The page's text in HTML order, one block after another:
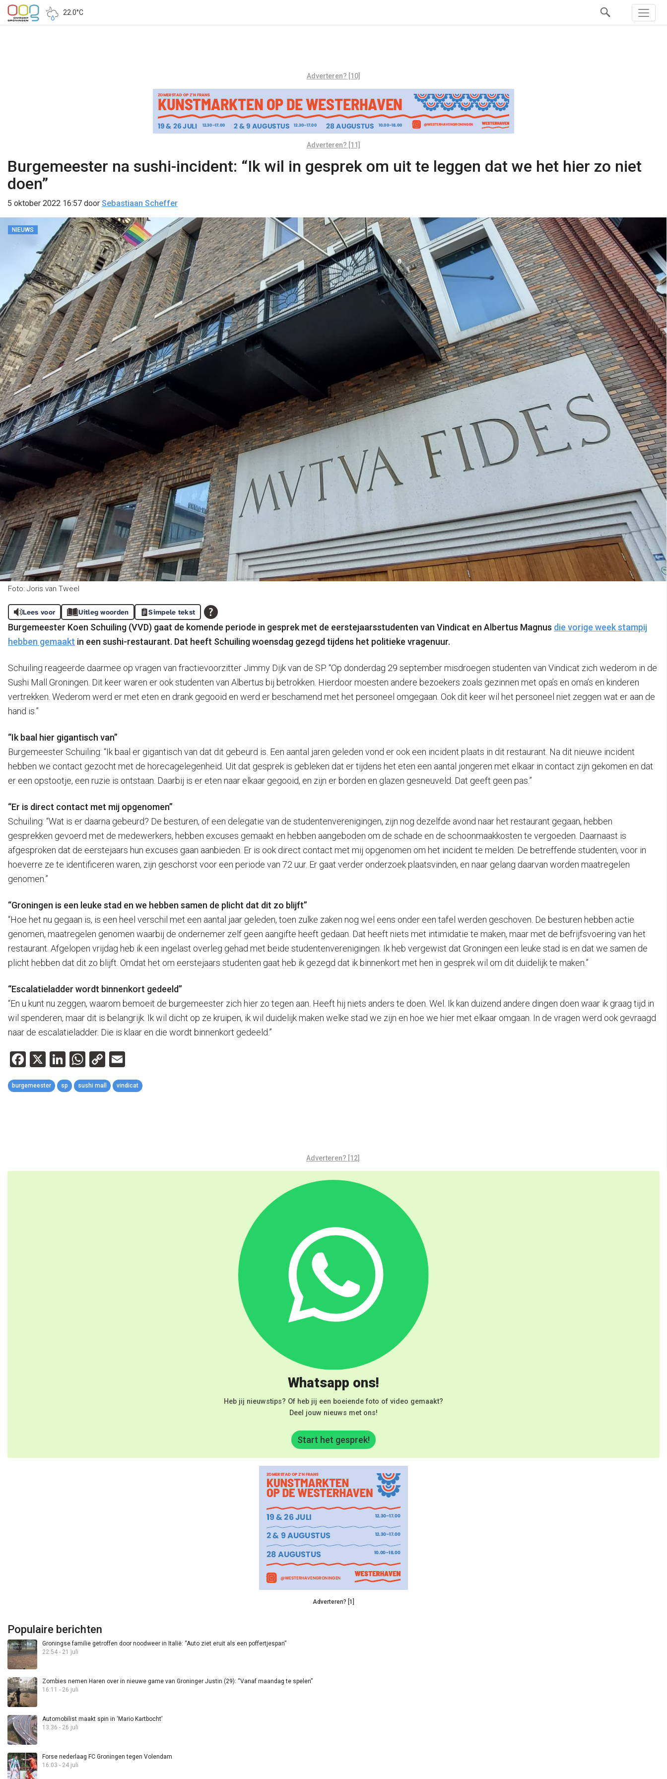
22.0°C
Adverteren? [10]
Adverteren? [11]
Burgemeester na sushi-incident: “Ik wil in gesprek om uit te leggen dat we het hier zo niet
doen”
5 oktober 2022 16:57 door Sebastiaan Scheffer
NIEUWS
Foto: Joris van Tweel
Lees voor Uitleg woorden Simpele tekst
Burgemeester Koen Schuiling (VVD) gaat de komende periode in gesprek met de eerstejaarsstudenten van Vindicat en Albertus Magnus die vorige week stampij
hebben gemaakt in een sushi-restaurant. Dat heeft Schuiling woensdag gezegd tijdens het politieke vragenuur.
Schuiling reageerde daarmee op vragen van fractievoorzitter Jimmy Dijk van de SP. “Op donderdag 29 september misdroegen studenten van Vindicat zich wederom in de
Sushi Mall Groningen. Dit keer waren er ook studenten van Albertus bij betrokken. Hierdoor moesten andere bezoekers zoals gezinnen met opa’s en oma’s en kinderen
vertrekken. Wederom werd er met eten en drank gegooid en werd er beschamend met het personeel omgegaan. Ook dit keer wil het personeel niet zeggen wat er aan de
hand is.”
“Ik baal hier gigantisch van”
Burgemeester Schuiling: “Ik baal er gigantisch van dat dit gebeurd is. Een aantal jaren geleden vond er ook een incident plaats in dit restaurant. Na dit nieuwe incident
hebben we contact gezocht met de horecagelegenheid. Uit dat gesprek is gebleken dat er tijdens het eten een aantal jongeren met elkaar in contact zijn gekomen en dat
er een opstootje, een ruzie is ontstaan. Daarbij is er eten naar elkaar gegooid, en zijn er borden en glazen gesneuveld. Dat geeft geen pas.”
“Er is direct contact met mij opgenomen”
Schuiling: “Wat is er daarna gebeurd? De besturen, of een delegatie van de studentenverenigingen, zijn nog dezelfde avond naar het restaurant gegaan, hebben
gesprekken gevoerd met de medewerkers, hebben excuses gemaakt en hebben aangeboden om de schade en de schoonmaakkosten te vergoeden. Daarnaast is
afgesproken dat de eerstejaars hun excuses gaan aanbieden. Er is ook direct contact met mij opgenomen om het incident te melden. De betreffende studenten, voor in
hoeverre ze te identificeren waren, zijn geschorst voor een periode van 72 uur. Er gaat verder onderzoek plaatsvinden, en naar gelang daarvan worden maatregelen
genomen.”
“Groningen is een leuke stad en we hebben samen de plicht dat dit zo blijft”
“Hoe het nu gegaan is, is een heel verschil met een aantal jaar geleden, toen zulke zaken nog wel eens onder een tafel werden geschoven. De besturen hebben actie
genomen, maatregelen genomen waarbij de ondernemer zelf geen aangifte heeft gedaan. Dat heeft niets met intimidatie te maken, maar met de befrijfsvoering van het
restaurant. Afgelopen vrijdag heb ik een ingelast overleg gehad met beide studentenverenigingen. Ik heb vergewist dat Groningen een leuke stad is en dat we samen de
plicht hebben dat dit zo blijft. Omdat het om eerstejaars studenten gaat heb ik gezegd dat ik binnenkort met hen in gesprek wil om dit duidelijk te maken.”
“Escalatieladder wordt binnenkort gedeeld”
“En u kunt nu zeggen, waarom bemoeit de burgemeester zich hier zo tegen aan. Heeft hij niets anders te doen. Wel. Ik kan duizend andere dingen doen waar ik graag tijd in
wil spenderen, maar dit is belangrijk. Ik wil dicht op ze kruipen, ik wil duidelijk maken welke stad we zijn en hoe we hier met elkaar omgaan. In de vragen werd ook gevraagd
naar de escalatieladder. Die is klaar en die wordt binnenkort gedeeld.”
Facebook
X LinkedIn
WhatsApp
Copy
Link
burgemeester sp sushi mall vindicat
Adverteren? [12]
Whatsapp ons!
Heb jij nieuwstips? Of heb jij een boeiende foto of video gemaakt?
Deel jouw nieuws met ons!
Start het gesprek!
Adverteren? [1]
Populaire berichten
Groningse familie getroffen door noodweer in Italië: “Auto ziet eruit als een poffertjespan”
22:54 - 21 juli
Zombies nemen Haren over in nieuwe game van Groninger Justin (29): “Vanaf maandag te spelen”
16:11 - 26 juli
Automobilist maakt spin in ‘Mario Kartbocht’
13:36 - 26 juli
Forse nederlaag FC Groningen tegen Volendam
16:03 - 24 juli